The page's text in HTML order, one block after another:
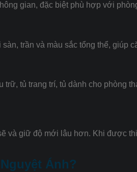
gian, đặc biệt phù hợp với
trần và màu sắc tổng thể, giúp
tủ trang trí, tủ dành cho
và giữ độ mới lâu hơn. Khi được
Ánh?